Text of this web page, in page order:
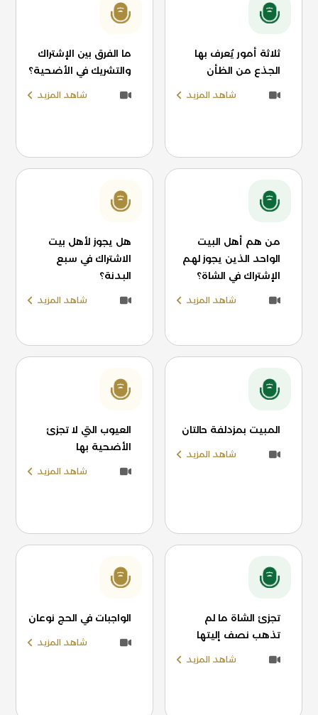
ثلاثة أمور يُعرف بها
الجذع من الظأن
شاهد المزيد
ما الفرق بين الإشتراك
والتشريك في الأضحية؟
شاهد المزيد
من هم أهل البيت
الواحد الذين يجوز لهم
الإشتراك في الشاة؟
شاهد المزيد
هل يجوز لأهل بيت
الاشتراك في سبع
البدنة؟
شاهد المزيد
المبيت بمزدلفة حالتان
شاهد المزيد
العيوب التي لا تجزئ
الأضحية بها
شاهد المزيد
تجزئ الشاة ما لم
تذهب نصف إليتها
شاهد المزيد
الواجبات في الحج نوعان
شاهد المزيد